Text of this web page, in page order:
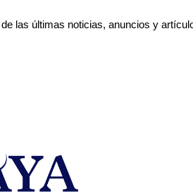
las últimas noticias, anuncios y